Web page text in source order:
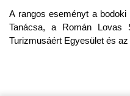
A rangos eseményt a
Tanácsa, a Román Lovas
Turizmusáért Egyesület és